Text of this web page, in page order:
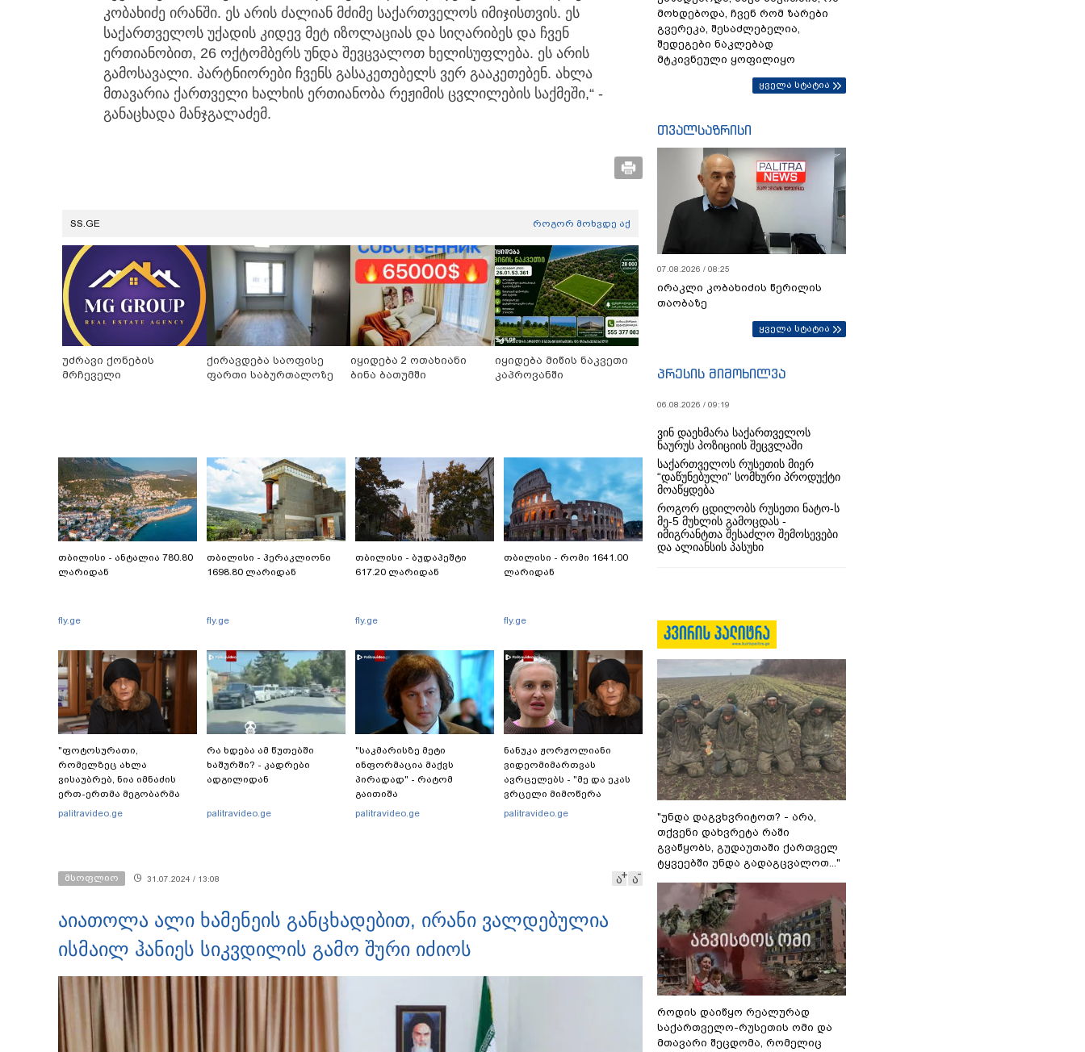
კობახიძე ირანში. ეს არის ძალიან მძიმე საქართველოს იმიჯისთვის. ეს
საქართველოს უქადის კიდევ მეტ იზოლაციას და სიღარიბეს და ჩვენ
ერთიანობით, 26 ოქტომბერს უნდა შევცვალოთ ხელისუფლება. ეს არის
გამოსავალი. პარტნიორები ჩვენს გასაკეთებელს ვერ გააკეთებენ. ახლა
მთავარია ქართველი ხალხის ერთიანობა რეჟიმის ცვლილების საქმეში,“ -
განაცხადა მანჯგალაძემ.
SS.GE როგორ მოხვდე აქ
უძრავი ქონების
მრჩეველი
ქირავდება საოფისე
ფართი საბურთალოზე
იყიდება 2 ოთახიანი
ბინა ბათუმში
იყიდება მიწის ნაკვეთი
კაპროვანში
თბილისი - ანტალია 780.80
ლარიდან
fly.ge
თბილისი - ჰერაკლიონი
1698.80 ლარიდან
fly.ge
თბილისი - ბუდაპეშტი
617.20 ლარიდან
fly.ge
თბილისი - რომი 1641.00
ლარიდან
fly.ge
"ფოტოსურათი,
რომელზეც ახლა
ვისაუბრებ, ნია იმნაძის
ერთ-ერთმა მეგობარმა
გამომიგზავნა..." - ეკა
palitravideo.ge
რა ხდება ამ წუთებში
ხაშურში? - კადრები
ადგილიდან
palitravideo.ge
"საკმარისზე მეტი
ინფორმაცია მაქვს
პირადად" - რატომ
გაითიშა
ელექტროენერგია
palitravideo.ge
ნანუკა ჟორჟოლიანი
ვიდეომიმართვას
ავრცელებს - "მე და ეკას
ვრცელი მიმოწერა
გვქონდა"
palitravideo.ge
მსოფლიო 31.07.2024 / 13:08 ა ა
აიათოლა ალი ხამენეის განცხადებით, ირანი ვალდებულია
ისმაილ ჰანიეს სიკვდილის გამო შური იძიოს
მოხდებოდა, ჩვენ რომ ზარები
გვერეკა, შესაძლებელია,
შედეგები ნაკლებად
მტკივნეული ყოფილიყო
ყველა სტატია
თვალსაზრისი
07.08.2026 / 08:25
ირაკლი კობახიძის წერილის
თაობაზე
ყველა სტატია
პრესის მიმოხილვა
06.08.2026 / 09:19
ვინ დაეხმარა საქართველოს
ნაურუს პოზიციის შეცვლაში
საქართველოს რუსეთის მიერ
“დაწუნებული” სომხური პროდუქტი
მოაწყდება
როგორ ცდილობს რუსეთი ნატო-ს
მე-5 მუხლის გამოცდას -
იმიგრანტთა შესაძლო შემოსევები
და ალიანსის პასუხი
"უნდა დაგვხვრიტოთ? - არა,
თქვენი დახვრეტა რაში
გვაწყობს, გუდაუთაში ქართველ
ტყვეებში უნდა გადაგცვალოთ..."
როდის დაიწყო რეალურად
საქართველო-რუსეთის ომი და
მთავარი შეცდომა, რომელიც